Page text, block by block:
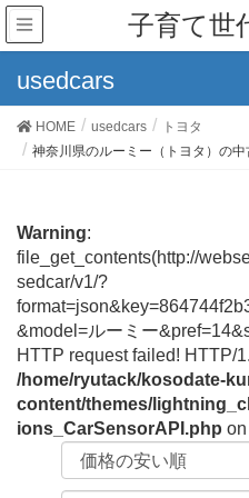
子育て世
usedcars
HOME usedcars
トヨタ
神奈川県のルーミー（トヨタ）の中
Warning:
file_get_contents(http://
sedcar/v1/?
&model=ルーミー
HTTP request failed! HTTP/
/home/ryutack/kosodate-
content/themes/
ions_CarSensorAPI.php